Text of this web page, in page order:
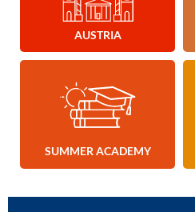
AUSTRIA
SUMMER ACADEMY